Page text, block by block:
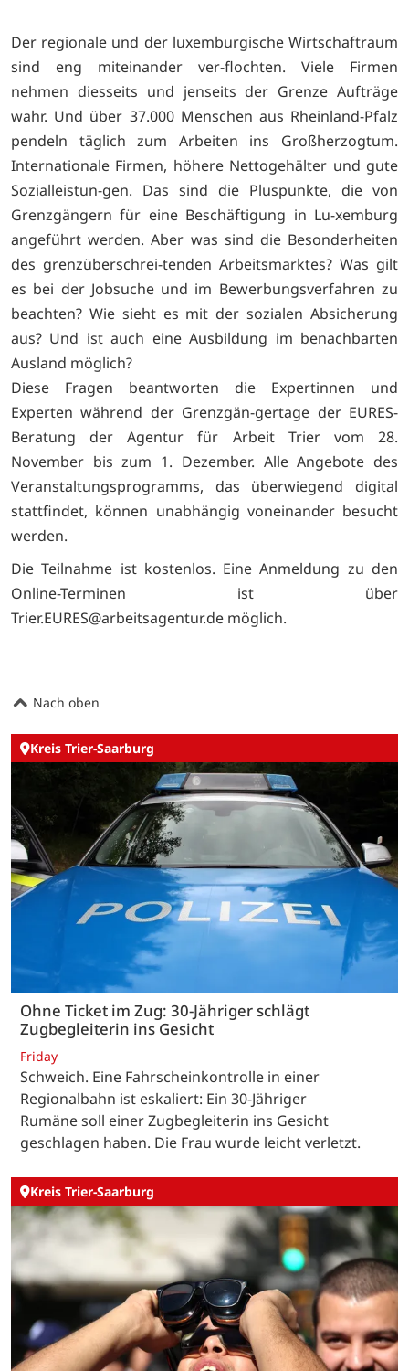
Der regionale und der luxemburgische Wirtschaftraum
sind eng miteinander ver-flochten. Viele Firmen
nehmen diesseits und jenseits der Grenze Aufträge
wahr. Und über 37.000 Menschen aus Rheinland-Pfalz
pendeln täglich zum Arbeiten ins Großherzogtum.
Internationale Firmen, höhere Nettogehälter und gute
Sozialleistun-gen. Das sind die Pluspunkte, die von
Grenzgängern für eine Beschäftigung in Lu-xemburg
angeführt werden. Aber was sind die Besonderheiten
des grenzüberschrei-tenden Arbeitsmarktes? Was gilt
es bei der Jobsuche und im Bewerbungsverfahren zu
beachten? Wie sieht es mit der sozialen Absicherung
aus? Und ist auch eine Ausbildung im benachbarten
Ausland möglich?
Diese Fragen beantworten die Expertinnen und
Experten während der Grenzgän-gertage der EURES-
Beratung der Agentur für Arbeit Trier vom 28.
November bis zum 1. Dezember. Alle Angebote des
Veranstaltungsprogramms, das überwiegend digital
stattfindet, können unabhängig voneinander besucht
werden.
Die Teilnahme ist kostenlos. Eine Anmeldung zu den
Online-Terminen ist über
Trier.EURES@arbeitsagentur.de möglich.
Nach oben
Kreis Trier-Saarburg
Ohne Ticket im Zug: 30-Jähriger schlägt
Zugbegleiterin ins Gesicht
Friday
Schweich. Eine Fahrscheinkontrolle in einer
Regionalbahn ist eskaliert: Ein 30-Jähriger
Rumäne soll einer Zugbegleiterin ins Gesicht
geschlagen haben. Die Frau wurde leicht verletzt.
Kreis Trier-Saarburg